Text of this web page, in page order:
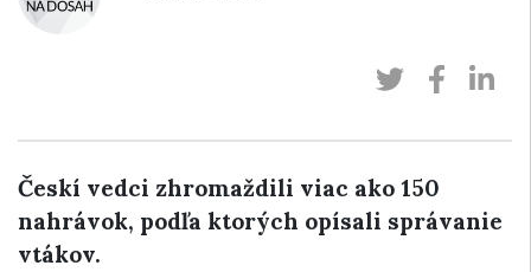
Českí vedci zhromaždili viac ako 150
nahrávok, podľa ktorých opísali správanie
vtákov.